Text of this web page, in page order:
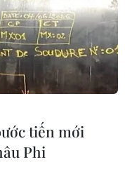
tiến mới
Phi